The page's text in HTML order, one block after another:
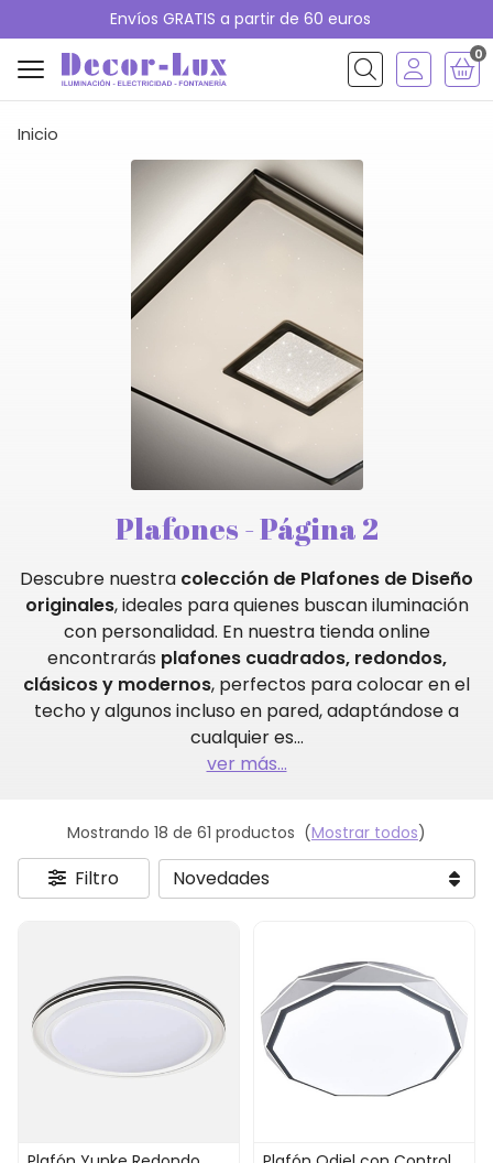
Envíos GRATIS a partir de 60 euros
Buscar
0
Inicio
Plafones - Página 2
Descubre nuestra colección de Plafones de Diseño
originales, ideales para quienes buscan iluminación
con personalidad. En nuestra tienda online
encontrarás plafones cuadrados, redondos,
clásicos y modernos, perfectos para colocar en el
techo y algunos incluso en pared, adaptándose a
cualquier es...
ver más...
Mostrando 18 de 61 productos (Mostrar todos)
Filtro